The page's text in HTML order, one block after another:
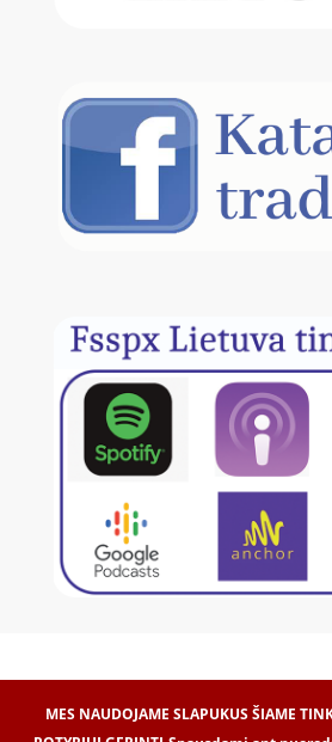
MES NAUDOJAME SLAPUKUS ŠIAME